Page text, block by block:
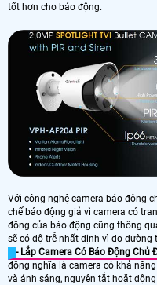
tốt hơn cho báo động.
Với công nghệ camera báo động
chế báo động giả vì camera có
động của báo động cũng thông
sẽ có độ trễ nhất định vì do đường
- Lắp Camera Có Báo Động Chủ
động nghĩa là camera có khả
và ánh sáng, nguyên tắt hoặt